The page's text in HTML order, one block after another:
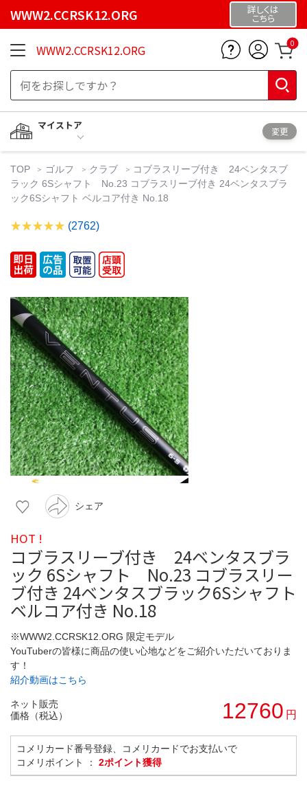
WWW2.CCRSK12.ORG 詳しくは
こちら
WWW2.CCRSK12.ORG 0
マイストア
変更
TOP ゴルフ クラブ
コブラスリーブ付き 24ベンタスブ
ラック 6Sシャフト No.23 コブラスリーブ付き 24ベンタスブラ
ック6Sシャフト ベルコア付き No.18
(2762)
シェア
HOT !
コブラスリーブ付き 24ベンタスブラ
ック 6Sシャフト No.23 コブラスリー
ブ付き 24ベンタスブラック6Sシャフト
ベルコア付き No.18
※WWW2.CCRSK12.ORG 限定モデル
YouTuberの皆様に商品の使い心地などをご紹介いただいておりま
す！
紹介動画はこちら
ネット販売
価格（税込）
12760 円
コメリカード番号登録、コメリカードでお支払いで
コメリポイント ： 2ポイント獲得